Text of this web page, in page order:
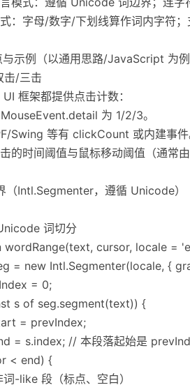
：字母/数字/下划线算作词内字符；
示例（以通用思路/JavaScript 为例
击/三击
框架都提供点击计数：
为 1/2/3。
Swing 等有 clickCount 或内建事件
的时间阈值与鼠标移动阈值（通常由
（Intl.Segmenter，遵循 Unicode）
词切分
wordRange(text, cursor, locale =
= new Intl.Segmenter(locale, {
= 0;
s of seg.segment(text)) {
= prevIndex;
= s.index; // 本段落起始是
< end) {
-like 段（标点、空白）